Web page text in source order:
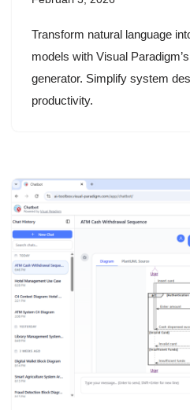
Transform natural language
models with Visual
generator. Simplify system
productivity.